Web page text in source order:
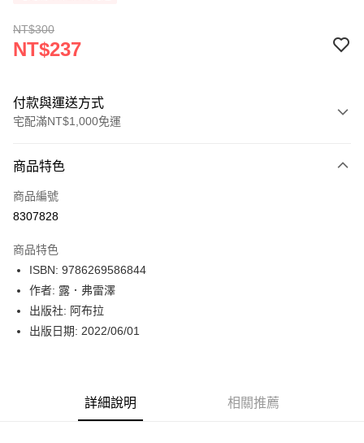
NT$300
NT$237
付款與運送方式
宅配滿NT$1,000免運
icash Pay
信用卡一次付款
LINE Pay
Apple Pay
街口支付
商品特色
商品編號
8307828
商品特色
ISBN: 9786269586844
作者: 露．弗雷澤
出版社: 阿布拉
出版日期: 2022/06/01
詳細說明 相關推薦